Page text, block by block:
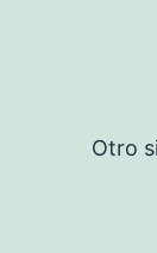
Otro